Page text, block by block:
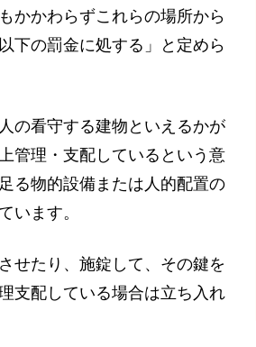
かかわらずこれらの場所から
下の罰金に処する」と定めら
の看守する建物といえるかが
管理・支配しているという意
る物的設備または人的配置の
います。
せたり、施錠して、その鍵を
支配している場合は立ち入れ